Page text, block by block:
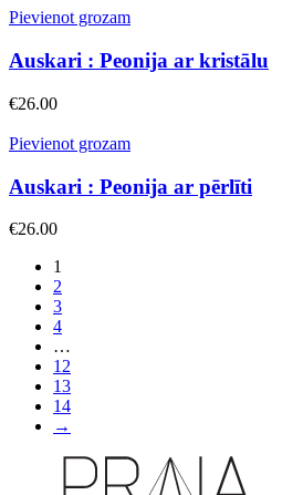
Pievienot grozam
Auskari : Peonija ar kristālu
€26.00
Pievienot grozam
Auskari : Peonija ar pērlīti
€26.00
1
2
3
4
…
12
13
14
→